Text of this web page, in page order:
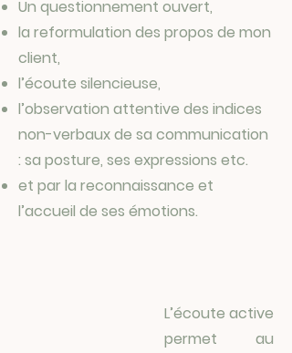
Un questionnement ouvert,
la reformulation des propos de mon
client,
l’écoute silencieuse,
l’observation attentive des indices
non-verbaux de sa communication
: sa posture, ses expressions etc.
et par la reconnaissance et
l’accueil de ses émotions.
L’écoute active
permet au